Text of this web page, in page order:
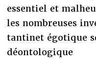
essentiel et
les nombreuses
tantinet égotique
déontologique